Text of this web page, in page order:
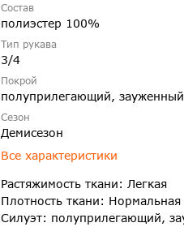
Состав
полиэстер 100%
Тип рукава
3/4
Покрой
полуприлегающий, зауженный
Сезон
Демисезон
Все характеристики
Растяжимость ткани: Легкая
Плотность ткани: Нормальная
Силуэт: полуприлегающий,